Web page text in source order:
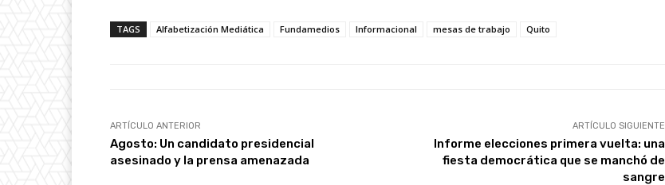
TAGS Alfabetización Mediática Fundamedios Informacional mesas de trabajo Quito
ARTÍCULO ANTERIOR
Agosto: Un candidato presidencial
asesinado y la prensa amenazada
ARTÍCULO SIGUIENTE
Informe elecciones primera vuelta: una
fiesta democrática que se manchó de
sangre